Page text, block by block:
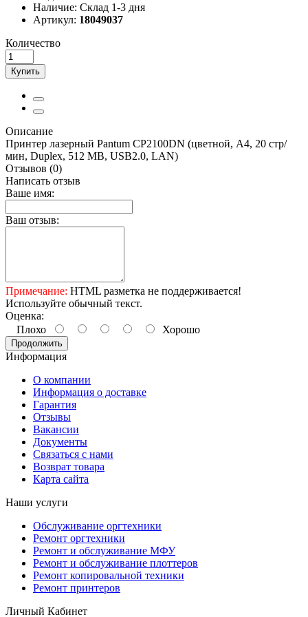
Наличие: Склад 1-3 дня
Артикул: 18049037
Количество
Купить
Описание
Принтер лазерный Pantum CP2100DN (цветной, A4, 20 стр/
мин, Duplex, 512 MB, USB2.0, LAN)
Отзывов (0)
Написать отзыв
Ваше имя:
Ваш отзыв:
Примечание: HTML разметка не поддерживается!
Используйте обычный текст.
Оценка:
Плохо
Хорошо
Продолжить
Информация
О компании
Информация о доставке
Гарантия
Отзывы
Вакансии
Документы
Связаться с нами
Возврат товара
Карта сайта
Наши услуги
Обслуживание оргтехники
Ремонт оргтехники
Ремонт и обслуживание МФУ
Ремонт и обслуживание плоттеров
Ремонт копировальной техники
Ремонт принтеров
Личный Кабинет